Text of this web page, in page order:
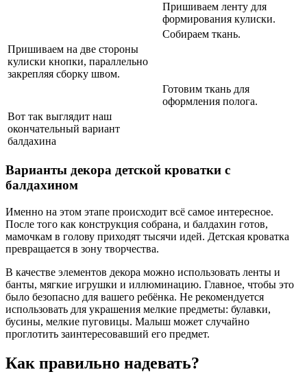
Пришиваем ленту для
формирования кулиски.
Собираем ткань.
Пришиваем на две стороны
кулиски кнопки, параллельно
закрепляя сборку швом.
Готовим ткань для
оформления полога.
Вот так выглядит наш
окончательный вариант
балдахина
Варианты декора детской кроватки с
балдахином
Именно на этом этапе происходит всё самое интересное.
После того как конструкция собрана, и балдахин готов,
мамочкам в голову приходят тысячи идей. Детская кроватка
превращается в зону творчества.
В качестве элементов декора можно использовать ленты и
банты, мягкие игрушки и иллюминацию. Главное, чтобы это
было безопасно для вашего ребёнка. Не рекомендуется
использовать для украшения мелкие предметы: булавки,
бусины, мелкие пуговицы. Малыш может случайно
проглотить заинтересовавший его предмет.
Как правильно надевать?